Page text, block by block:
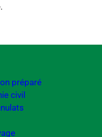
préparé
civil